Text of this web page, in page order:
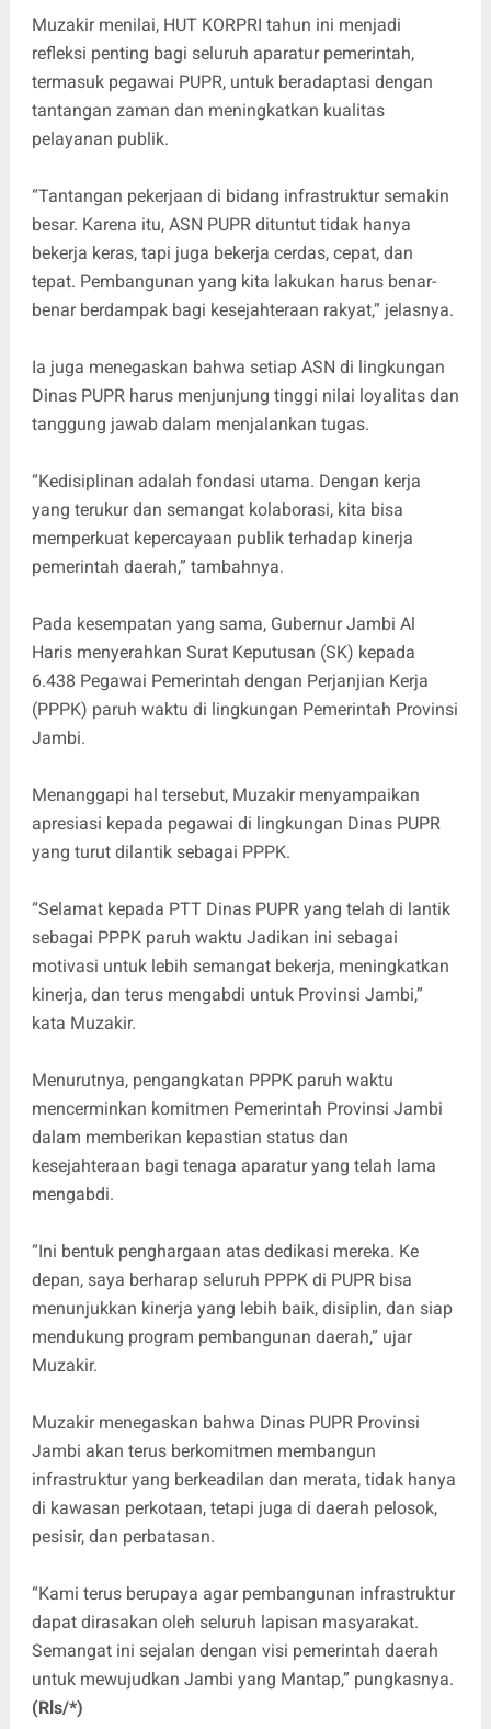
Muzakir menilai, HUT KORPRI tahun ini menjadi
refleksi penting bagi seluruh aparatur pemerintah,
termasuk pegawai PUPR, untuk beradaptasi dengan
tantangan zaman dan meningkatkan kualitas
pelayanan publik.
“Tantangan pekerjaan di bidang infrastruktur semakin
besar. Karena itu, ASN PUPR dituntut tidak hanya
bekerja keras, tapi juga bekerja cerdas, cepat, dan
tepat. Pembangunan yang kita lakukan harus benar-
benar berdampak bagi kesejahteraan rakyat,” jelasnya.
Ia juga menegaskan bahwa setiap ASN di lingkungan
Dinas PUPR harus menjunjung tinggi nilai loyalitas dan
tanggung jawab dalam menjalankan tugas.
“Kedisiplinan adalah fondasi utama. Dengan kerja
yang terukur dan semangat kolaborasi, kita bisa
memperkuat kepercayaan publik terhadap kinerja
pemerintah daerah,” tambahnya.
Pada kesempatan yang sama, Gubernur Jambi Al
Haris menyerahkan Surat Keputusan (SK) kepada
6.438 Pegawai Pemerintah dengan Perjanjian Kerja
(PPPK) paruh waktu di lingkungan Pemerintah Provinsi
Jambi.
Menanggapi hal tersebut, Muzakir menyampaikan
apresiasi kepada pegawai di lingkungan Dinas PUPR
yang turut dilantik sebagai PPPK.
“Selamat kepada PTT Dinas PUPR yang telah di lantik
sebagai PPPK paruh waktu Jadikan ini sebagai
motivasi untuk lebih semangat bekerja, meningkatkan
kinerja, dan terus mengabdi untuk Provinsi Jambi,”
kata Muzakir.
Menurutnya, pengangkatan PPPK paruh waktu
mencerminkan komitmen Pemerintah Provinsi Jambi
dalam memberikan kepastian status dan
kesejahteraan bagi tenaga aparatur yang telah lama
mengabdi.
“Ini bentuk penghargaan atas dedikasi mereka. Ke
depan, saya berharap seluruh PPPK di PUPR bisa
menunjukkan kinerja yang lebih baik, disiplin, dan siap
mendukung program pembangunan daerah,” ujar
Muzakir.
Muzakir menegaskan bahwa Dinas PUPR Provinsi
Jambi akan terus berkomitmen membangun
infrastruktur yang berkeadilan dan merata, tidak hanya
di kawasan perkotaan, tetapi juga di daerah pelosok,
pesisir, dan perbatasan.
“Kami terus berupaya agar pembangunan infrastruktur
dapat dirasakan oleh seluruh lapisan masyarakat.
Semangat ini sejalan dengan visi pemerintah daerah
untuk mewujudkan Jambi yang Mantap,” pungkasnya.
(Rls/*)